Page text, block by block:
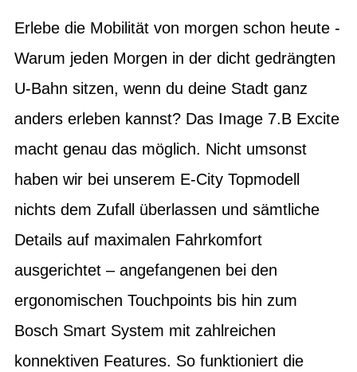
Erlebe die Mobilität von morgen schon heute -
Warum jeden Morgen in der dicht gedrängten
U-Bahn sitzen, wenn du deine Stadt ganz
anders erleben kannst? Das Image 7.B Excite
macht genau das möglich. Nicht umsonst
haben wir bei unserem E-City Topmodell
nichts dem Zufall überlassen und sämtliche
Details auf maximalen Fahrkomfort
ausgerichtet – angefangenen bei den
ergonomischen Touchpoints bis hin zum
Bosch Smart System mit zahlreichen
konnektiven Features. So funktioniert die